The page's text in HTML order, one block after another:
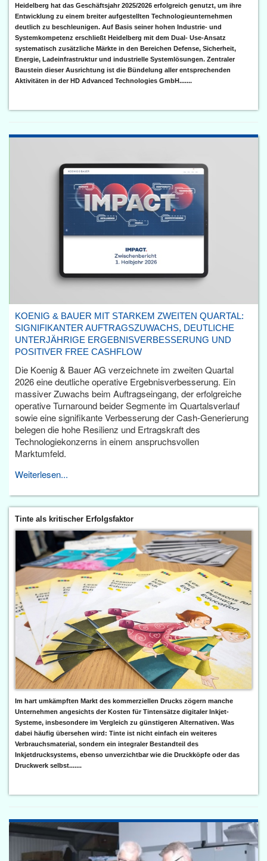
Heidelberg hat das Geschäftsjahr 2025/2026 erfolgreich genutzt, um ihre
Entwicklung zu einem breiter aufgestellten Technologieunternehmen
deutlich zu beschleunigen. Auf Basis seiner hohen Industrie- und
Systemkompetenz erschließt Heidelberg mit dem Dual- Use-Ansatz
systematisch zusätzliche Märkte in den Bereichen Defense, Sicherheit,
Energie, Ladeinfrastruktur und industrielle Systemlösungen. Zentraler
Baustein dieser Ausrichtung ist die Bündelung aller entsprechenden
Aktivitäten in der HD Advanced Technologies GmbH.......
KOENIG & BAUER MIT STARKEM ZWEITEN QUARTAL:
SIGNIFIKANTER AUFTRAGSZUWACHS, DEUTLICHE
UNTERJÄHRIGE ERGEBNISVERBESSERUNG UND
POSITIVER FREE CASHFLOW
Die Koenig & Bauer AG verzeichnete im zweiten Quartal
2026 eine deutliche operative Ergebnisverbesserung. Ein
massiver Zuwachs beim Auftragseingang, der erfolgreiche
operative Turnaround beider Segmente im Quartalsverlauf
sowie eine signifikante Verbesserung der Cash-Generierung
belegen die hohe Resilienz und Ertragskraft des
Technologiekonzerns in einem anspruchsvollen
Marktumfeld.
Weiterlesen...
Tinte als kritischer Erfolgsfaktor
Im hart umkämpften Markt des kommerziellen Drucks zögern manche
Unternehmen angesichts der Kosten für Tintensätze digitaler Inkjet-
Systeme, insbesondere im Vergleich zu günstigeren Alternativen. Was
dabei häufig übersehen wird: Tinte ist nicht einfach ein weiteres
Verbrauchsmaterial, sondern ein integraler Bestandteil des
Inkjetdrucksystems, ebenso unverzichtbar wie die Druckköpfe oder das
Druckwerk selbst.......